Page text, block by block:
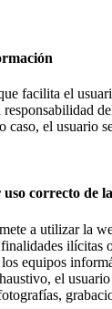
facilita el
caso, el usuario
correcto de
a utilizar la
ilícitas
equipos
el